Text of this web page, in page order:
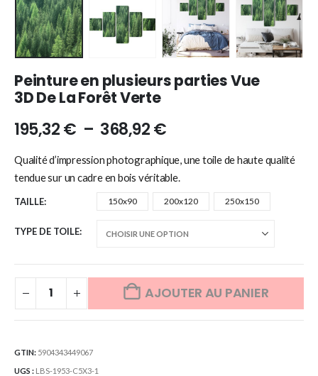
Peinture en plusieurs parties Vue
3D De La Forêt Verte
195,32€ – 368,92€
Qualité d’impression photographique, une toile de haute qualité
tendue sur un cadre en bois véritable.
TAILLE 150x90 200x120 250x150
TYPE DE TOILE
AJOUTER AU PANIER
GTIN: 5904343449067
UGS : LBS-1953-C5X3-1